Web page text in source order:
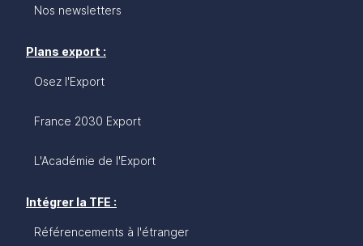
Nos newsletters
Plans export :
Osez l'Export
France 2030 Export
L'Académie de l'Export
Intégrer la TFE :
Référencements à l'étranger